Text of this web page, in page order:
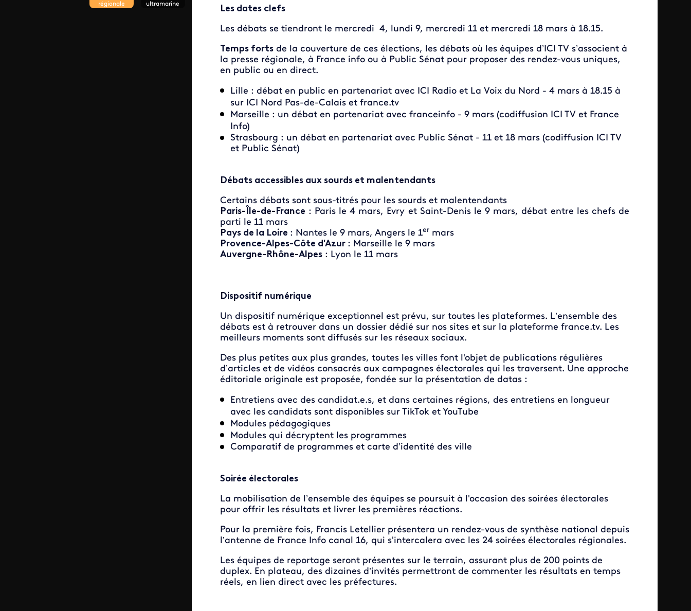
régionale
ultramarine
Les dates clefs
Les débats se tiendront le mercredi 4, lundi 9, mercredi 11 et mercredi 18 mars à 18.15.
Temps fortsde la couverture de ces élections, les débats où les équipes d’ICI TV s’associent à
la presse régionale, à France info ou à Public Sénat pour proposer des rendez-vous uniques,
en public ou en direct.
Lille : débat en public en partenariat avec ICI Radio et La Voix du Nord - 4 mars à 18.15 à
sur ICI Nord Pas-de-Calais et france.tv
Marseille : un débat en partenariat avec franceinfo - 9 mars (codiffusion ICI TV et France
Info)
Strasbourg : un débat en partenariat avec Public Sénat - 11 et 18 mars (codiffusion ICI TV
et Public Sénat)
Débats accessibles aux sourds et malentendants
Certains débats sont sous-titrés pour les sourds et malentendants
Paris-Île-de-France : Paris le 4 mars, Evry et Saint-Denis le 9 mars, débat entre les chefs de
parti le 11 mars
Pays de la Loire : Nantes le 9 mars, Angers le 1er mars
Provence-Alpes-Côte d'Azur : Marseille le 9 mars
Auvergne-Rhône-Alpes: Lyon le 11 mars
Dispositif numérique
Un dispositif numérique exceptionnel est prévu, sur toutes les plateformes. L’ensemble des
débats est à retrouver dans un dossier dédié sur nos sites et sur la plateforme france.tv. Les
meilleurs moments sont diffusés sur les réseaux sociaux.
Des plus petites aux plus grandes, toutes les villes font l'objet de publications régulières
d’articles et de vidéos consacrés aux campagnes électorales qui les traversent. Une approche
éditoriale originale est proposée, fondée sur la présentation de datas :
Entretiens avec des candidat.e.s, et dans certaines régions, des entretiens en longueur
avec les candidats sont disponibles sur TikTok et YouTube
Modules pédagogiques
Modules qui décryptent les programmes
Comparatif de programmes et carte d’identité des ville
Soirée électorales
La mobilisation de l’ensemble des équipes se poursuit à l'occasion des soirées électorales
pour offrir les résultats et livrer les premières réactions.
Pour la première fois, Francis Letellier présentera un rendez-vous de synthèse national depuis
l’antenne de France Info canal 16, qui s'intercalera avec les 24 soirées électorales régionales.
Les équipes de reportage seront présentes sur le terrain, assurant plus de 200 points de
duplex. En plateau, des dizaines d’invités permettront de commenter les résultats en temps
réels, en lien direct avec les préfectures.